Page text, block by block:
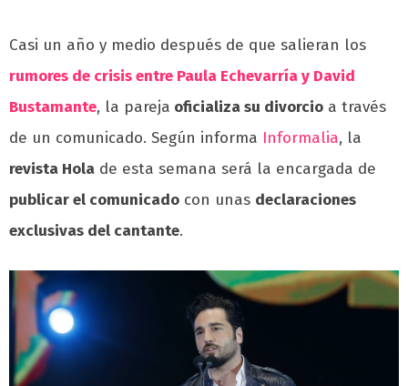
Casi un año y medio después de que salieran los
rumores de crisis entre Paula Echevarría y David
Bustamante, la pareja oficializa su divorcio a través
de un comunicado. Según informa Informalia, la
revista Hola de esta semana será la encargada de
publicar el comunicado con unas declaraciones
exclusivas del cantante.